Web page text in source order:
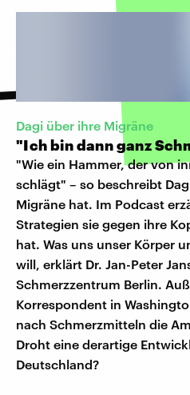
Dagi über ihre Migräne
"Ich bin dann ganz
"Wie ein Hammer, der von
schlägt" – so beschreibt
Migräne hat. Im Podcast
Strategien sie gegen ihre
hat. Was uns unser Körper
will, erklärt Dr. Jan-Peter
Schmerzzentrum Berlin.
Korrespondent in
nach Schmerzmitteln die
Droht eine derartige
Deutschland?